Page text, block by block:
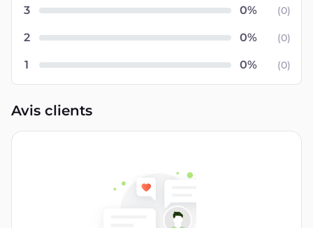
3 (0)
2 (0)
1 (0)
Avis clients